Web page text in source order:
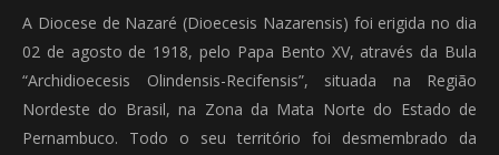
A Diocese de Nazaré (Dioecesis Nazarensis) foi erigida no dia
02 de agosto de 1918, pelo Papa Bento XV, através da Bula
“Archidioecesis Olindensis-Recifensis”, situada na Região
Nordeste do Brasil, na Zona da Mata Norte do Estado de
Pernambuco. Todo o seu território foi desmembrado da